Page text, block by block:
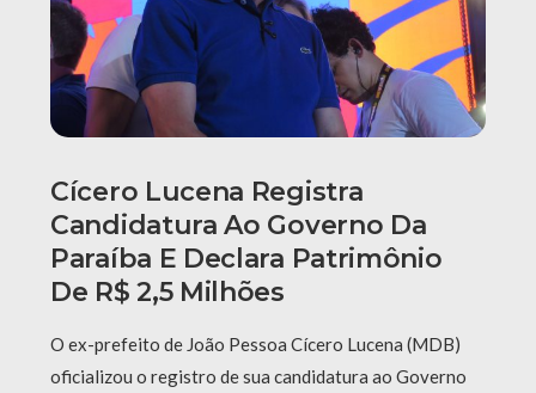
Cícero Lucena Registra
Candidatura Ao Governo Da
Paraíba E Declara Patrimônio
De R$ 2,5 Milhões
O ex-prefeito de João Pessoa Cícero Lucena (MDB)
oficializou o registro de sua candidatura ao Governo